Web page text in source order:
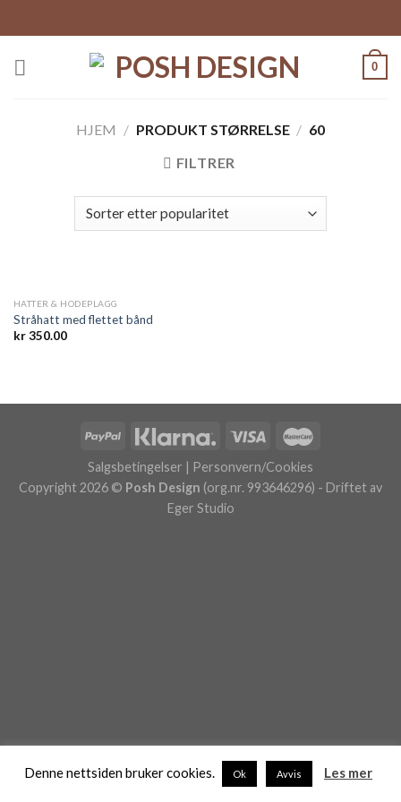
to
0
HJEM / PRODUKT STØRRELSE / 60
FILTRER
HATTER & HODEPLAGG
Stråhatt med flettet bånd
kr350.00
Salgsbetingelser | Personvern/Cookies
Copyright 2026 © Posh Design (org.nr. 993646296) - Driftet av
Eger Studio
Denne nettsiden bruker cookies. Ok Avvis Les mer